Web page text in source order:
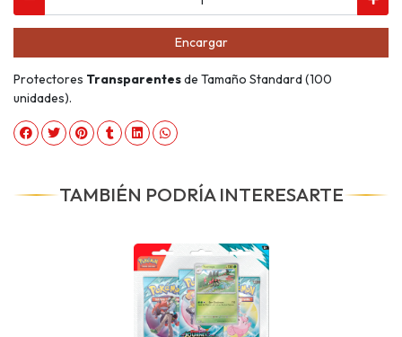
Encargar
Protectores Transparentesde Tamaño Standard (100
unidades).
TAMBIÉN PODRÍA INTERESARTE